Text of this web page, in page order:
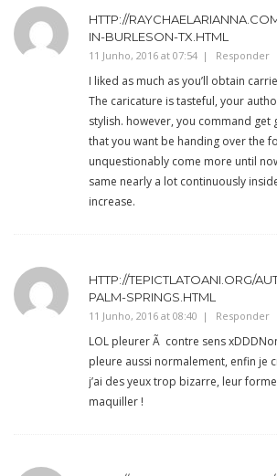
HTTP://
IN-BURLESON-TX.HTML
11 Junho, 2016 at 07:54 Responder
I liked as much as you’ll obtain
The caricature is tasteful, your
stylish. however, you command
that you want be handing over the
unquestionably come more until
same nearly a lot continuously
increase.
HTTP://TEPICTLATOANI.ORG/
PALM-SPRINGS.HTML
11 Junho, 2016 at 08:40 Responder
LOL pleurer Ã contre sens
pleure aussi normalement, enfin je
j’ai des yeux trop bizarre, leur
maquiller !